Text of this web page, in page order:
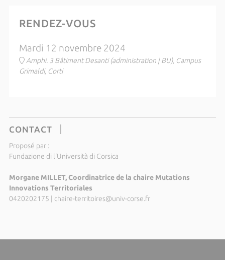
RENDEZ-VOUS
Mardi 12 novembre 2024
Amphi. 3 Bâtiment Desanti (administration | BU), Campus
Grimaldi, Corti
CONTACT
Proposé par :
Fundazione di l'Università di Corsica
Morgane MILLET, Coordinatrice de la chaire Mutations
Innovations Territoriales
0420202175 | chaire-territoires@univ-corse.fr